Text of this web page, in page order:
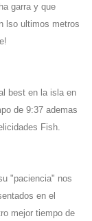
garra y que
lso ultimos metros
best en la isla en
de 9:37 ademas
Fish.
"paciencia" nos
en el
mejor tiempo de